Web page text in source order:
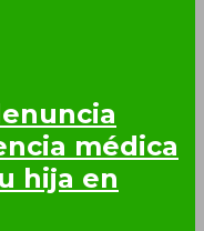
médica
hija en